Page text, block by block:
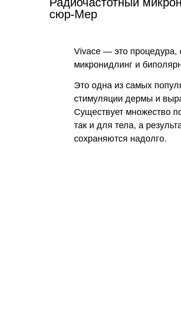
сюр-Мер
Vivace — это процедура,
микронидлинг и
Это одна из самых
стимуляции дермы и
Существует множество
так и для тела, а
сохраняются надолго.